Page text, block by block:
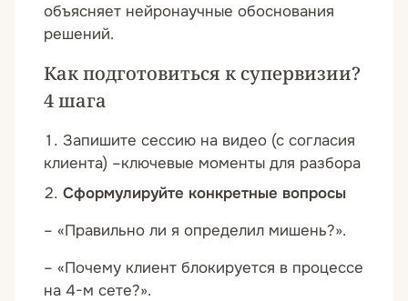
объясняет нейронаучные обоснования
решений.
Как подготовиться к супервизии?
4 шага
Запишите сессию на видео (с согласия
клиента) –ключевые моменты для разбора
Сформулируйте конкретные вопросы
– «Правильно ли я определил мишень?».
– «Почему клиент блокируется в процессе
на 4-м сете?».